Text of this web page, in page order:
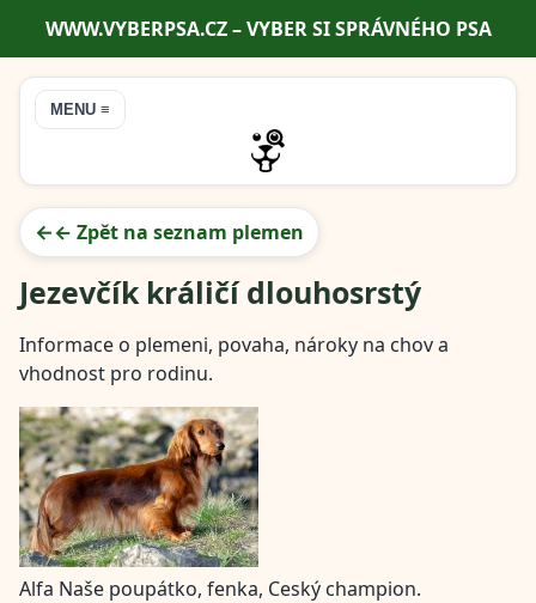
WWW.VYBERPSA.CZ – VYBER SI SPRÁVNÉHO PSA
MENU ≡
← Zpět na seznam plemen
Jezevčík králičí dlouhosrstý
Informace o plemeni, povaha, nároky na chov a
vhodnost pro rodinu.
Alfa Naše poupátko, fenka, Ceský champion.